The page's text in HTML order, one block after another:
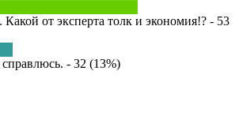
от эксперта толк и экономия!? - 53
- 32 (13%)